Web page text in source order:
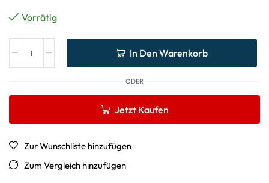
Vorrätig
In Den Warenkorb
ODER
Jetzt Kaufen
Zur Wunschliste hinzufügen
Zum Vergleich hinzufügen